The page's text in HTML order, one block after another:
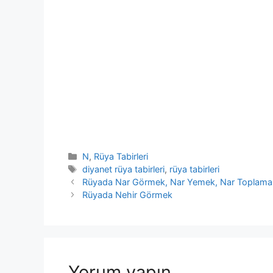
Kategoriler
N, Rüya Tabirleri
Etiketler
diyanet rüya tabirleri, rüya tabirleri
Rüyada Nar Görmek, Nar Yemek, Nar
Rüyada Nehir Görmek